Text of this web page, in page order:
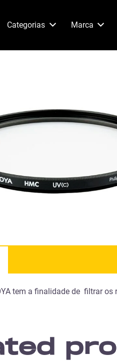
Categorias Marca
tem a finalidade de filtrar